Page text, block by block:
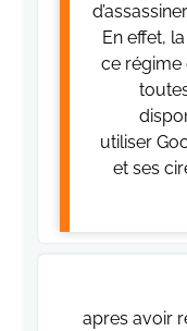
En effet,
ce
utiliser
et ses
apres avoir